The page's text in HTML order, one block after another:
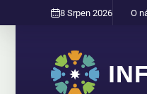
8 Srpen 2026 O